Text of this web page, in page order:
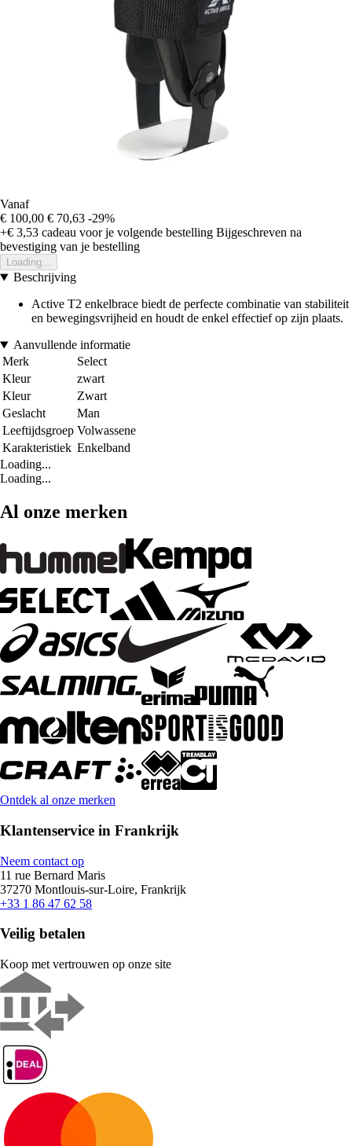
Vanaf
€ 100,00 € 70,63 -29%
+€ 3,53 cadeau voor je volgende bestelling Bijgeschreven na
bevestiging van je bestelling
Loading...
Beschrijving
Active T2 enkelbrace biedt de perfecte combinatie van stabiliteit
en bewegingsvrijheid en houdt de enkel effectief op zijn plaats.
Aanvullende informatie
Merk
Select
Kleur
zwart
Kleur
Zwart
Geslacht
Man
Leeftijdsgroep Volwassene
Karakteristiek Enkelband
Loading...
Loading...
Al onze merken
Ontdek al onze merken
Klantenservice in Frankrijk
Neem contact op
11 rue Bernard Maris
37270 Montlouis-sur-Loire, Frankrijk
+33 1 86 47 62 58
Veilig betalen
Koop met vertrouwen op onze site